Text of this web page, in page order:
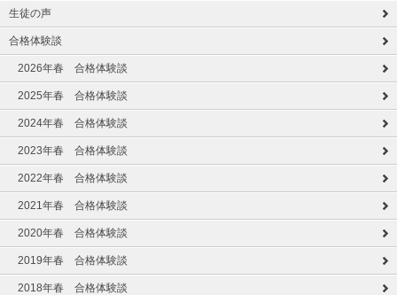
生徒の声
合格体験談
2026年春 合格体験談
2025年春 合格体験談
2024年春 合格体験談
2023年春 合格体験談
2022年春 合格体験談
2021年春 合格体験談
2020年春 合格体験談
2019年春 合格体験談
2018年春 合格体験談